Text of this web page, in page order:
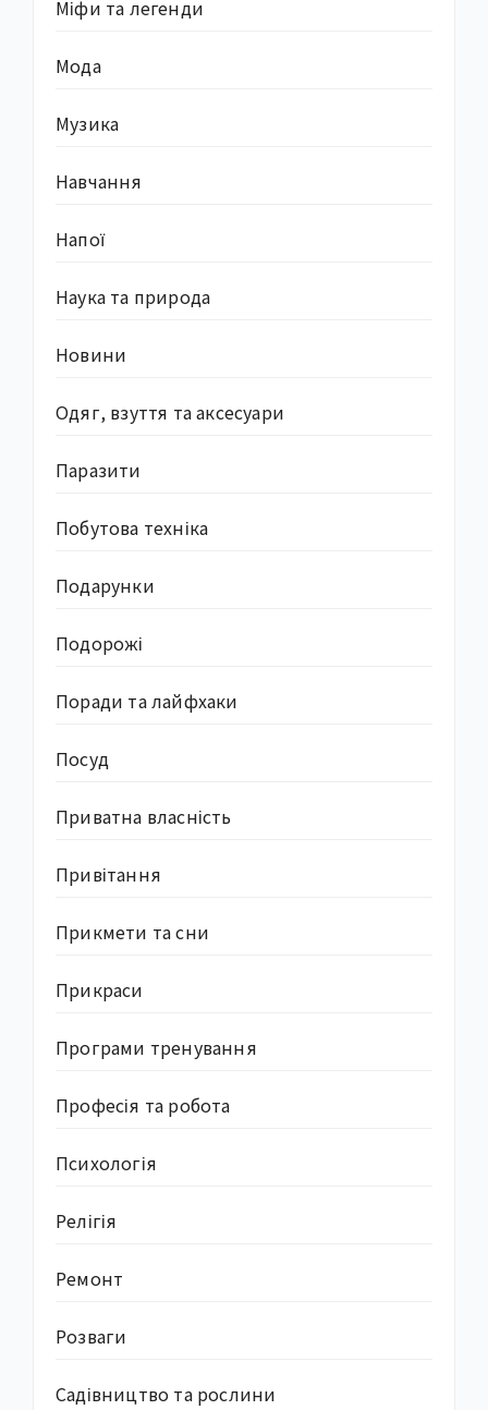
Міфи та легенди
Мода
Музика
Навчання
Напої
Наука та природа
Новини
Одяг, взуття та аксесуари
Паразити
Побутова техніка
Подарунки
Подорожі
Поради та лайфхаки
Посуд
Приватна власність
Привітання
Прикмети та сни
Прикраси
Програми тренування
Професія та робота
Психологія
Релігія
Ремонт
Розваги
Садівництво та рослини